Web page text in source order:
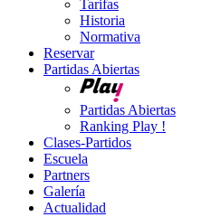
Tarifas
Historia
Normativa
Reservar
Partidas Abiertas
Partidas Abiertas
Ranking Play !
Clases-Partidos
Escuela
Partners
Galería
Actualidad